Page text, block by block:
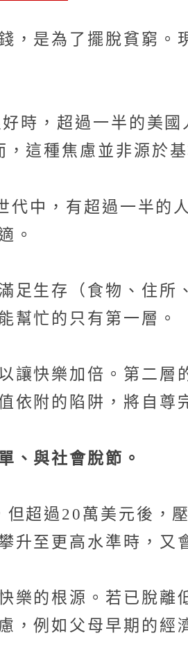
，是為了擺脫貧窮。
時，超過一半的美
這種焦慮並非源於
中，有超過一半的
。
生存（食物、住所
幫忙的只有第一層。
讓快樂加倍。第二層
依附的陷阱，將自尊
、與社會脫節。
超過20萬美元後，
升至更高水準時，又
樂的根源。若已脫離
，例如父母早期的經